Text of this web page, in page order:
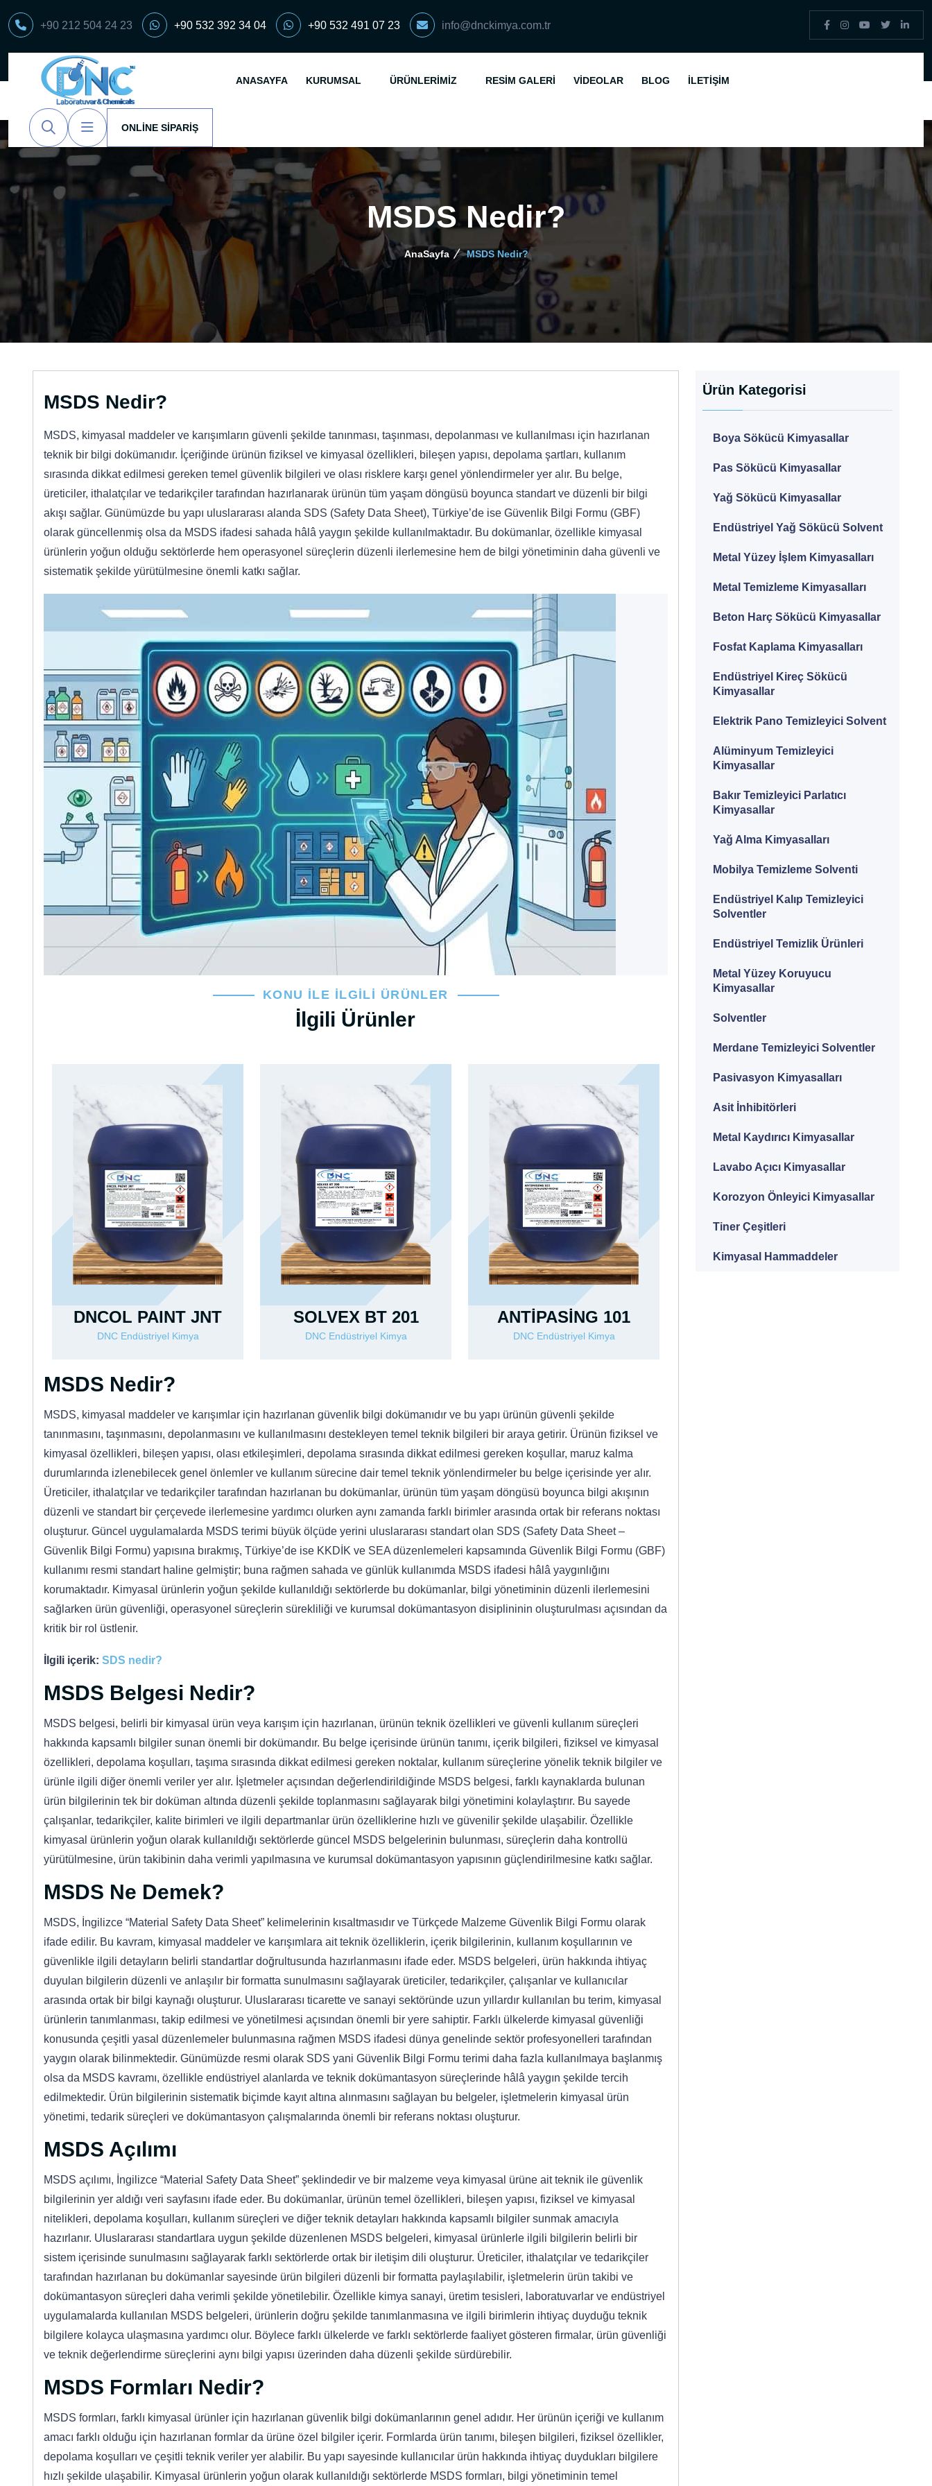
+90 212 504 24 23 +90 532 392 34 04 +90 532 491 07 23 info@dnckimya.com.tr
ANASAYFA KURUMSAL ÜRÜNLERIMIZ RESIM GALERI VIDEOLAR BLOG İLETIŞIM
ONLINE SIPARIŞ
MSDS Nedir?
AnaSayfa MSDS Nedir?
MSDS Nedir?
MSDS, kimyasal maddeler ve karışımların güvenli şekilde tanınması, taşınması, depolanması ve kullanılması için hazırlanan
teknik bir bilgi dokümanıdır. İçeriğinde ürünün fiziksel ve kimyasal özellikleri, bileşen yapısı, depolama şartları, kullanım
sırasında dikkat edilmesi gereken temel güvenlik bilgileri ve olası risklere karşı genel yönlendirmeler yer alır. Bu belge,
üreticiler, ithalatçılar ve tedarikçiler tarafından hazırlanarak ürünün tüm yaşam döngüsü boyunca standart ve düzenli bir bilgi
akışı sağlar. Günümüzde bu yapı uluslararası alanda SDS (Safety Data Sheet), Türkiye’de ise Güvenlik Bilgi Formu (GBF)
olarak güncellenmiş olsa da MSDS ifadesi sahada hâlâ yaygın şekilde kullanılmaktadır. Bu dokümanlar, özellikle kimyasal
ürünlerin yoğun olduğu sektörlerde hem operasyonel süreçlerin düzenli ilerlemesine hem de bilgi yönetiminin daha güvenli ve
sistematik şekilde yürütülmesine önemli katkı sağlar.
KONU İLE İLGILI ÜRÜNLER
İlgili Ürünler
DNCOL PAINT JNT
DNC Endüstriyel Kimya
SOLVEX BT 201
DNC Endüstriyel Kimya
ANTİPASİNG 101
DNC Endüstriyel Kimya
MSDS Nedir?
MSDS, kimyasal maddeler ve karışımlar için hazırlanan güvenlik bilgi dokümanıdır ve bu yapı ürünün güvenli şekilde
tanınmasını, taşınmasını, depolanmasını ve kullanılmasını destekleyen temel teknik bilgileri bir araya getirir. Ürünün fiziksel ve
kimyasal özellikleri, bileşen yapısı, olası etkileşimleri, depolama sırasında dikkat edilmesi gereken koşullar, maruz kalma
durumlarında izlenebilecek genel önlemler ve kullanım sürecine dair temel teknik yönlendirmeler bu belge içerisinde yer alır.
Üreticiler, ithalatçılar ve tedarikçiler tarafından hazırlanan bu dokümanlar, ürünün tüm yaşam döngüsü boyunca bilgi akışının
düzenli ve standart bir çerçevede ilerlemesine yardımcı olurken aynı zamanda farklı birimler arasında ortak bir referans noktası
oluşturur. Güncel uygulamalarda MSDS terimi büyük ölçüde yerini uluslararası standart olan SDS (Safety Data Sheet –
Güvenlik Bilgi Formu) yapısına bırakmış, Türkiye’de ise KKDİK ve SEA düzenlemeleri kapsamında Güvenlik Bilgi Formu (GBF)
kullanımı resmi standart haline gelmiştir; buna rağmen sahada ve günlük kullanımda MSDS ifadesi hâlâ yaygınlığını
korumaktadır. Kimyasal ürünlerin yoğun şekilde kullanıldığı sektörlerde bu dokümanlar, bilgi yönetiminin düzenli ilerlemesini
sağlarken ürün güvenliği, operasyonel süreçlerin sürekliliği ve kurumsal dokümantasyon disiplininin oluşturulması açısından da
kritik bir rol üstlenir.
İlgili içerik: SDS nedir?
MSDS Belgesi Nedir?
MSDS belgesi, belirli bir kimyasal ürün veya karışım için hazırlanan, ürünün teknik özellikleri ve güvenli kullanım süreçleri
hakkında kapsamlı bilgiler sunan önemli bir dokümandır. Bu belge içerisinde ürünün tanımı, içerik bilgileri, fiziksel ve kimyasal
özellikleri, depolama koşulları, taşıma sırasında dikkat edilmesi gereken noktalar, kullanım süreçlerine yönelik teknik bilgiler ve
ürünle ilgili diğer önemli veriler yer alır. İşletmeler açısından değerlendirildiğinde MSDS belgesi, farklı kaynaklarda bulunan
ürün bilgilerinin tek bir doküman altında düzenli şekilde toplanmasını sağlayarak bilgi yönetimini kolaylaştırır. Bu sayede
çalışanlar, tedarikçiler, kalite birimleri ve ilgili departmanlar ürün özelliklerine hızlı ve güvenilir şekilde ulaşabilir. Özellikle
kimyasal ürünlerin yoğun olarak kullanıldığı sektörlerde güncel MSDS belgelerinin bulunması, süreçlerin daha kontrollü
yürütülmesine, ürün takibinin daha verimli yapılmasına ve kurumsal dokümantasyon yapısının güçlendirilmesine katkı sağlar.
MSDS Ne Demek?
MSDS, İngilizce “Material Safety Data Sheet” kelimelerinin kısaltmasıdır ve Türkçede Malzeme Güvenlik Bilgi Formu olarak
ifade edilir. Bu kavram, kimyasal maddeler ve karışımlara ait teknik özelliklerin, içerik bilgilerinin, kullanım koşullarının ve
güvenlikle ilgili detayların belirli standartlar doğrultusunda hazırlanmasını ifade eder. MSDS belgeleri, ürün hakkında ihtiyaç
duyulan bilgilerin düzenli ve anlaşılır bir formatta sunulmasını sağlayarak üreticiler, tedarikçiler, çalışanlar ve kullanıcılar
arasında ortak bir bilgi kaynağı oluşturur. Uluslararası ticarette ve sanayi sektöründe uzun yıllardır kullanılan bu terim, kimyasal
ürünlerin tanımlanması, takip edilmesi ve yönetilmesi açısından önemli bir yere sahiptir. Farklı ülkelerde kimyasal güvenliği
konusunda çeşitli yasal düzenlemeler bulunmasına rağmen MSDS ifadesi dünya genelinde sektör profesyonelleri tarafından
yaygın olarak bilinmektedir. Günümüzde resmi olarak SDS yani Güvenlik Bilgi Formu terimi daha fazla kullanılmaya başlanmış
olsa da MSDS kavramı, özellikle endüstriyel alanlarda ve teknik dokümantasyon süreçlerinde hâlâ yaygın şekilde tercih
edilmektedir. Ürün bilgilerinin sistematik biçimde kayıt altına alınmasını sağlayan bu belgeler, işletmelerin kimyasal ürün
yönetimi, tedarik süreçleri ve dokümantasyon çalışmalarında önemli bir referans noktası oluşturur.
MSDS Açılımı
MSDS açılımı, İngilizce “Material Safety Data Sheet” şeklindedir ve bir malzeme veya kimyasal ürüne ait teknik ile güvenlik
bilgilerinin yer aldığı veri sayfasını ifade eder. Bu dokümanlar, ürünün temel özellikleri, bileşen yapısı, fiziksel ve kimyasal
nitelikleri, depolama koşulları, kullanım süreçleri ve diğer teknik detayları hakkında kapsamlı bilgiler sunmak amacıyla
hazırlanır. Uluslararası standartlara uygun şekilde düzenlenen MSDS belgeleri, kimyasal ürünlerle ilgili bilgilerin belirli bir
sistem içerisinde sunulmasını sağlayarak farklı sektörlerde ortak bir iletişim dili oluşturur. Üreticiler, ithalatçılar ve tedarikçiler
tarafından hazırlanan bu dokümanlar sayesinde ürün bilgileri düzenli bir formatta paylaşılabilir, işletmelerin ürün takibi ve
dokümantasyon süreçleri daha verimli şekilde yönetilebilir. Özellikle kimya sanayi, üretim tesisleri, laboratuvarlar ve endüstriyel
uygulamalarda kullanılan MSDS belgeleri, ürünlerin doğru şekilde tanımlanmasına ve ilgili birimlerin ihtiyaç duyduğu teknik
bilgilere kolayca ulaşmasına yardımcı olur. Böylece farklı ülkelerde ve farklı sektörlerde faaliyet gösteren firmalar, ürün güvenliği
ve teknik değerlendirme süreçlerini aynı bilgi yapısı üzerinden daha düzenli şekilde sürdürebilir.
MSDS Formları Nedir?
MSDS formları, farklı kimyasal ürünler için hazırlanan güvenlik bilgi dokümanlarının genel adıdır. Her ürünün içeriği ve kullanım
amacı farklı olduğu için hazırlanan formlar da ürüne özel bilgiler içerir. Formlarda ürün tanımı, bileşen bilgileri, fiziksel özellikler,
depolama koşulları ve çeşitli teknik veriler yer alabilir. Bu yapı sayesinde kullanıcılar ürün hakkında ihtiyaç duydukları bilgilere
hızlı şekilde ulaşabilir. Kimyasal ürünlerin yoğun olarak kullanıldığı sektörlerde MSDS formları, bilgi yönetiminin temel
Ürün Kategorisi
Boya Sökücü Kimyasallar
Pas Sökücü Kimyasallar
Yağ Sökücü Kimyasallar
Endüstriyel Yağ Sökücü Solvent
Metal Yüzey İşlem Kimyasalları
Metal Temizleme Kimyasalları
Beton Harç Sökücü Kimyasallar
Fosfat Kaplama Kimyasalları
Endüstriyel Kireç Sökücü
Kimyasallar
Elektrik Pano Temizleyici Solvent
Alüminyum Temizleyici
Kimyasallar
Bakır Temizleyici Parlatıcı
Kimyasallar
Yağ Alma Kimyasalları
Mobilya Temizleme Solventi
Endüstriyel Kalıp Temizleyici
Solventler
Endüstriyel Temizlik Ürünleri
Metal Yüzey Koruyucu
Kimyasallar
Solventler
Merdane Temizleyici Solventler
Pasivasyon Kimyasalları
Asit İnhibitörleri
Metal Kaydırıcı Kimyasallar
Lavabo Açıcı Kimyasallar
Korozyon Önleyici Kimyasallar
Tiner Çeşitleri
Kimyasal Hammaddeler